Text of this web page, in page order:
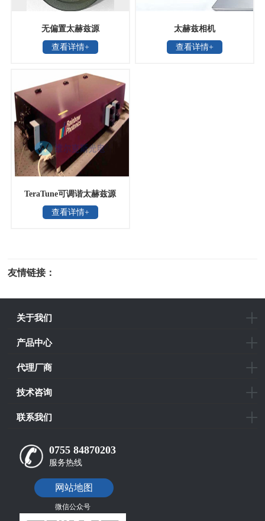
无偏置太赫兹源
查看详情+
太赫兹相机
查看详情+
TeraTune可调谐太赫兹源
查看详情+
友情链接：
关于我们
产品中心
代理厂商
技术咨询
联系我们
0755 84870203
服务热线
网站地图
微信公众号